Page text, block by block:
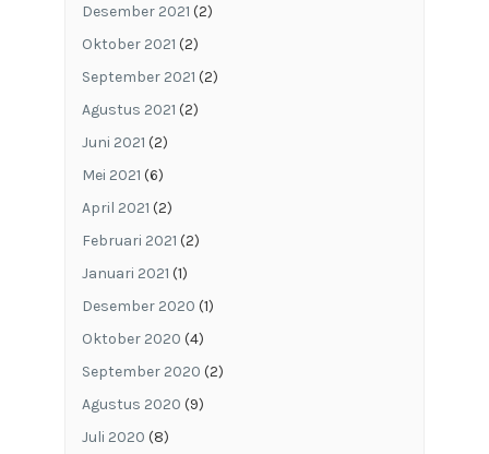
Desember 2021 (2)
Oktober 2021 (2)
September 2021 (2)
Agustus 2021 (2)
Juni 2021 (2)
Mei 2021 (6)
April 2021 (2)
Februari 2021 (2)
Januari 2021 (1)
Desember 2020 (1)
Oktober 2020 (4)
September 2020 (2)
Agustus 2020 (9)
Juli 2020 (8)